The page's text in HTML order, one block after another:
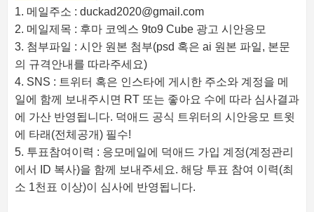
1. 메일주소 : duckad2020@gmail.com
2. 메일제목 : 후마 코엑스 9to9 Cube 광고 시안응모
3. 첨부파일 : 시안 원본 첨부(psd 혹은 ai 원본 파일, 본문
의 규격안내를 따라주세요)
4. SNS : 트위터 혹은 인스타에 게시한 주소와 계정을 메
일에 함께 보내주시면 RT 또는 좋아요 수에 따라 심사결과
에 가산 반영됩니다. 덕애드 공식 트위터의 시안응모 트윗
에 타래(전체공개) 필수!
5. 투표참여이력 : 응모메일에 덕애드 가입 계정(계정관리
에서 ID 복사)을 함께 보내주세요. 해당 투표 참여 이력(최
소 1천표 이상)이 심사에 반영됩니다.